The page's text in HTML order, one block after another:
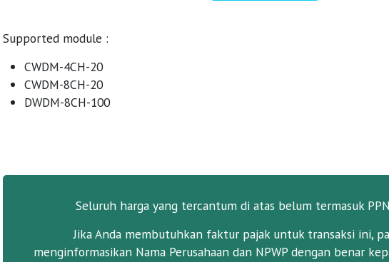
Supported module :
CWDM-4CH-20
CWDM-8CH-20
DWDM-8CH-100
Seluruh harga yang tercantum di atas belum termasuk
Jika Anda membutuhkan faktur pajak untuk transaksi ini,
menginformasikan Nama Perusahaan dan NPWP dengan benar